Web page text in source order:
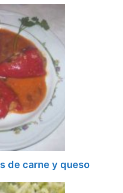
de carne y queso